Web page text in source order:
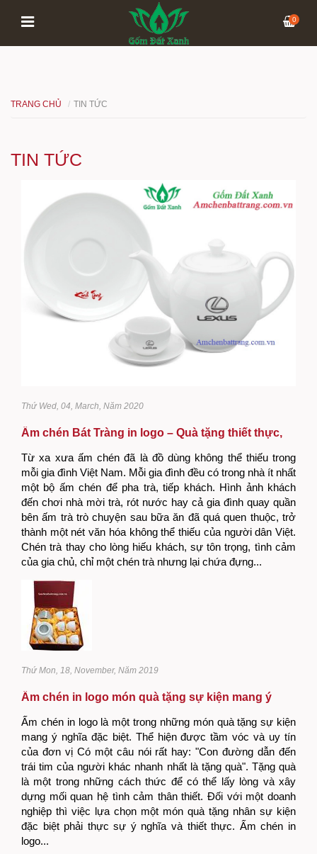
0
TRANG CHỦ TIN TỨC
TIN TỨC
Thứ Wed, 04, March, Năm 2020
Ấm chén Bát Tràng in logo – Quà tặng thiết thực,
Từ xa xưa ấm chén đã là đồ dùng không thể thiếu trong
mỗi gia đình Việt Nam. Mỗi gia đình đều có trong nhà ít nhất
một bộ ấm chén để pha trà, tiếp khách. Hình ảnh khách
đến chơi nhà mời trà, rót nước hay cả gia đình quay quần
bên ấm trà trò chuyện sau bữa ăn đã quá quen thuộc, trở
thành một nét văn hóa không thể thiếu của người dân Việt.
Chén trà thay cho lòng hiếu khách, sự tôn trọng, tình cảm
của gia chủ, chỉ một chén trà nhưng lại chứa đựng...
Thứ Mon, 18, November, Năm 2019
Ấm chén in logo món quà tặng sự kiện mang ý
Ấm chén in logo là một trong những món quà tặng sự kiện
mang ý nghĩa đặc biệt. Thể hiện được tầm vóc và uy tín
của đơn vị Có một câu nói rất hay: "Con đường dẫn đến
trái tim của người khác nhanh nhất là tặng quà". Tặng quà
là một trong những cách thức để có thể lấy lòng và xây
dựng mối quan hệ tình cảm thân thiết. Đối với một doanh
nghiệp thì việc lựa chọn một món quà tặng nhân sự kiện
đặc biệt phải thực sự ý nghĩa và thiết thực. Ấm chén in
logo...